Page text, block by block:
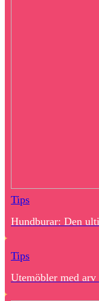
Tips
Hundburar: Den
Tips
Utemöbler med